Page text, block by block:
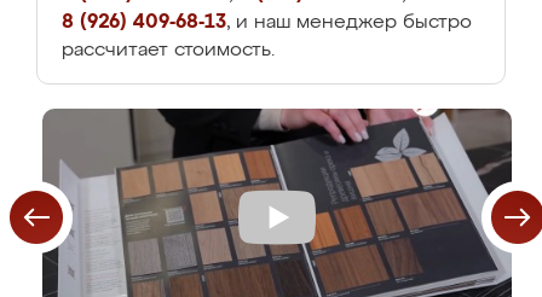
8 (926) 409-68-13, и наш менеджер быстро
рассчитает стоимость.